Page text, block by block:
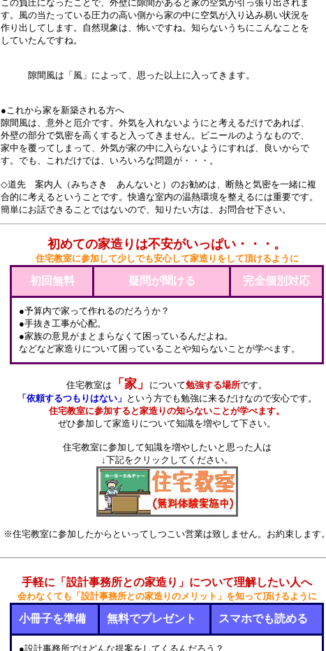
この負圧になったことで、外壁に隙間があると家の空気が引っ張り出されま
す。風の当たっている圧力の高い側から家の中に空気が入り込み易い状況を
作り出してします。自然現象は、怖いですね。知らないうちにこんなことを
していたんですね。
隙間風は「風」によって、思った以上に入ってきます。
●これから家を新築される方へ
隙間風は、意外と厄介です。外気を入れないようにと考えるだけであれば、
外壁の部分で気密を高くすると入ってきません。ビニールのようなもので、
家中を覆ってしまって、外気が家の中に入らないようにすれば、良いからで
す。でも、これだけでは、いろいろな問題が・・・。
◇道先 案内人（みちさき あんないと）のお勧めは、断熱と気密を一緒に複
合的に考えるということです。快適な室内の温熱環境を整えるには重要です。
簡単にお話できることではないので、知りたい方は、お問合せ下さい。
初めての家造りは不安がいっぱい・・・。
住宅教室に参加して少しでも安心して家造りをして頂けるように
初回無料 疑問が聞ける 完全個別対応
●予算内で家って作れるのだろうか？
●手抜き工事が心配。
●家族の意見がまとまらなくて困っているんだよね。
などなど家造りについて困っていることや知らないことが学べます。
住宅教室は 「家」 について勉強する場所です。
「依頼するつもりはない」 という方でも勉強に来るだけなので安心です。
住宅教室に参加すると家造りの知らないことが学べます。
ぜひ参加して家造りについて知識を増やして下さい。
住宅教室に参加して知識を増やしたいと思った人は
↓下記をクリックしてください。
※住宅教室に参加したからといってしつこい営業は致しません。お約束します。
手軽に「設計事務所との家造り」について理解したい人へ
会わなくても「設計事務所との家造りのメリット」を知って頂けるように
小冊子を準備 無料でプレゼント スマホでも読める
●設計事務所ではどんな提案をしてくるんだろう？